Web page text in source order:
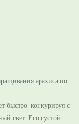
арахиса по
быстро, конкурируя с
свет. Его густой